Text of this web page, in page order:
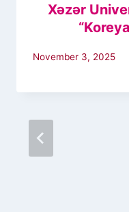
Xəzər
November 3, 2025